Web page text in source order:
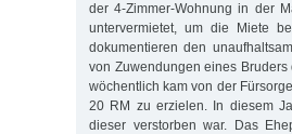
der 4-Zimmer-Wohnung in der
untervermietet, um die Miete
dokumentieren den
von Zuwendungen eines
wöchentlich kam von der
20 RM zu erzielen. In diesem
dieser verstorben war. Das